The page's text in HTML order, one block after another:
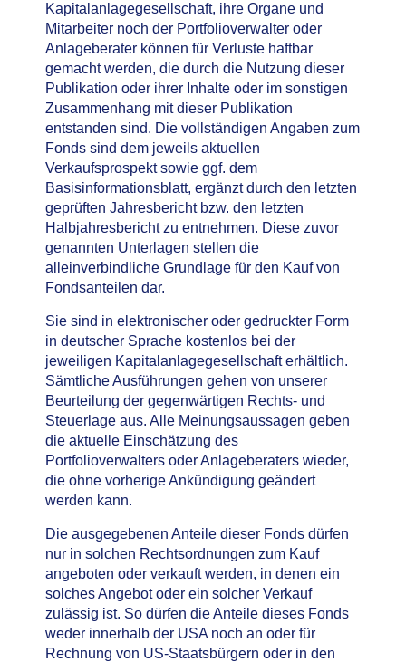
Kapitalanlagegesellschaft, ihre Organe und
Mitarbeiter noch der Portfolioverwalter oder
Anlageberater können für Verluste haftbar
gemacht werden, die durch die Nutzung dieser
Publikation oder ihrer Inhalte oder im sonstigen
Zusammenhang mit dieser Publikation
entstanden sind. Die vollständigen Angaben zum
Fonds sind dem jeweils aktuellen
Verkaufsprospekt sowie ggf. dem
Basisinformationsblatt, ergänzt durch den letzten
geprüften Jahresbericht bzw. den letzten
Halbjahresbericht zu entnehmen. Diese zuvor
genannten Unterlagen stellen die
alleinverbindliche Grundlage für den Kauf von
Fondsanteilen dar.
Sie sind in elektronischer oder gedruckter Form
in deutscher Sprache kostenlos bei der
jeweiligen Kapitalanlagegesellschaft erhältlich.
Sämtliche Ausführungen gehen von unserer
Beurteilung der gegenwärtigen Rechts- und
Steuerlage aus. Alle Meinungsaussagen geben
die aktuelle Einschätzung des
Portfolioverwalters oder Anlageberaters wieder,
die ohne vorherige Ankündigung geändert
werden kann.
Die ausgegebenen Anteile dieser Fonds dürfen
nur in solchen Rechtsordnungen zum Kauf
angeboten oder verkauft werden, in denen ein
solches Angebot oder ein solcher Verkauf
zulässig ist. So dürfen die Anteile dieses Fonds
weder innerhalb der USA noch an oder für
Rechnung von US-Staatsbürgern oder in den